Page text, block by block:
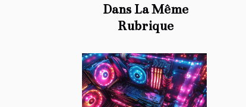
Dans La Même
Rubrique